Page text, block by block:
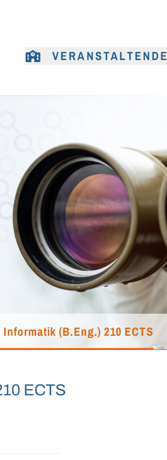
VERANSTALTENDE
(B.Eng.) 210 ECTS
ECTS